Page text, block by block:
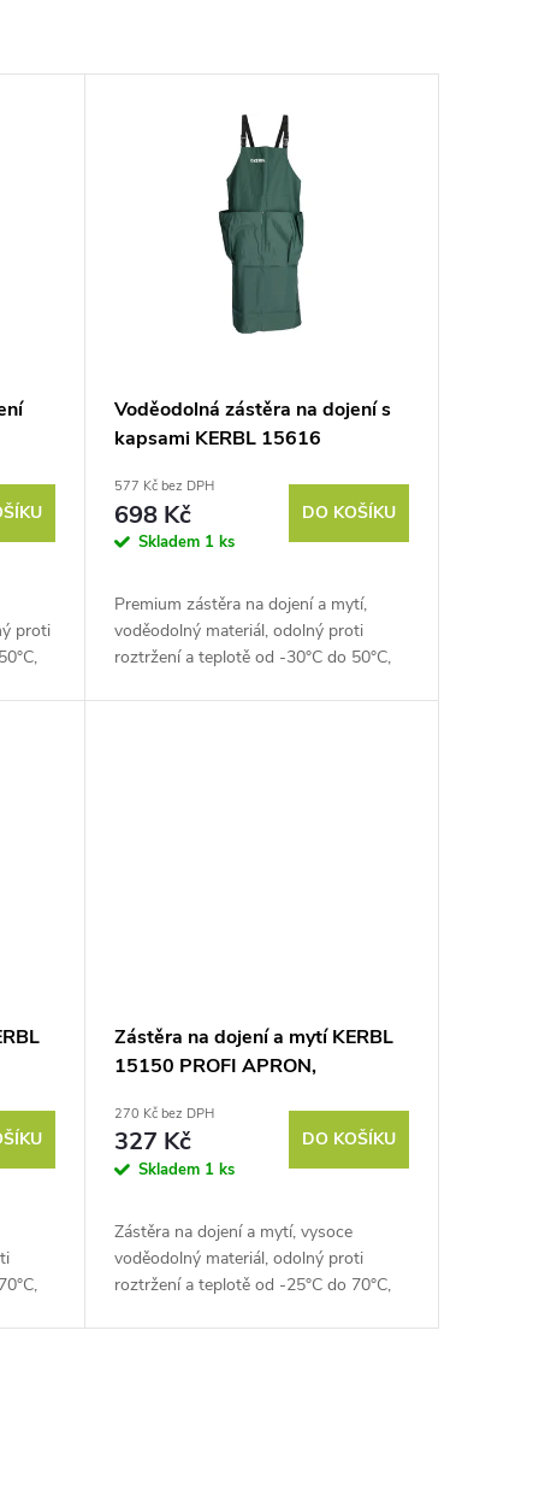
proti
Voděodolná zástěra na dojení s
kapsami KERBL 15616
zelená
577 Kč bez DPH
698 Kč
Skladem 1 ks
DO KOŠÍKU
Premium zástěra na dojení a mytí,
voděodolný materiál, odolný proti
roztržení a teplotě od -30°C do 50°C,
Zástěra na dojení a mytí KERBL
15150 PROFI APRON,
270 Kč bez DPH
327 Kč
Skladem 1 ks
DO KOŠÍKU
Zástěra na dojení a mytí, vysoce
voděodolný materiál, odolný proti
roztržení a teplotě od -25°C do 70°C,